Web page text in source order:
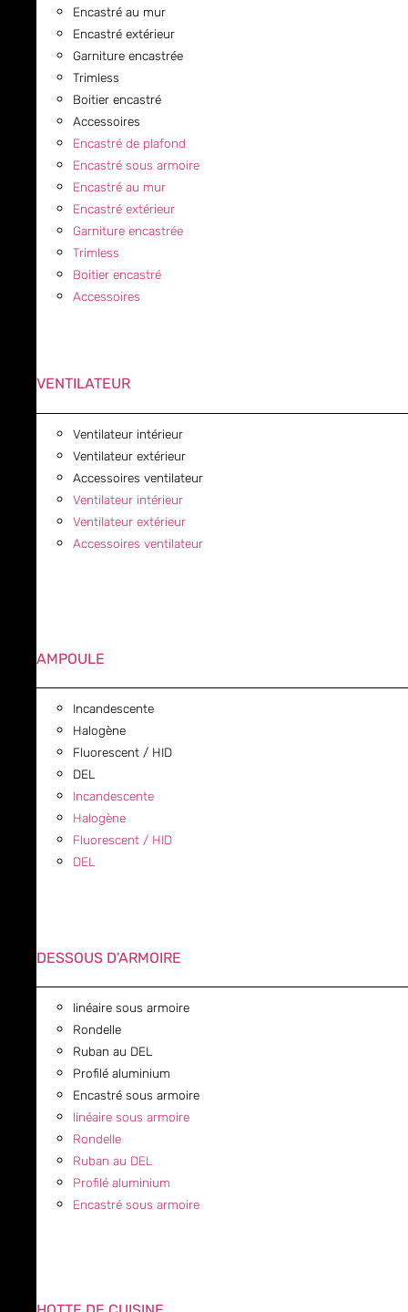
Encastré au mur
Encastré extérieur
Garniture encastrée
Trimless
Boitier encastré
Accessoires
Encastré de plafond
Encastré sous armoire
Encastré au mur
Encastré extérieur
Garniture encastrée
Trimless
Boitier encastré
Accessoires
VENTILATEUR
Ventilateur intérieur
Ventilateur extérieur
Accessoires ventilateur
Ventilateur intérieur
Ventilateur extérieur
Accessoires ventilateur
AMPOULE
Incandescente
Halogène
Fluorescent / HID
DEL
Incandescente
Halogène
Fluorescent / HID
DEL
DESSOUS D'ARMOIRE
linéaire sous armoire
Rondelle
Ruban au DEL
Profilé aluminium
Encastré sous armoire
linéaire sous armoire
Rondelle
Ruban au DEL
Profilé aluminium
Encastré sous armoire